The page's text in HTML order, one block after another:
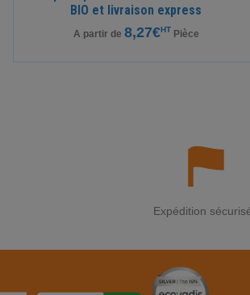
BIO et livraison express
A partir de 8,27€HT Pièce
Expédition